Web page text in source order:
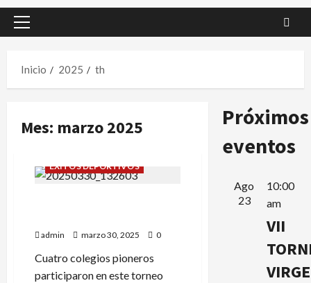
Menú
Inicio
2025 th
Mes: marzo 2025
ÉXITOS DEPORTIVOS
admin marzo 30, 2025 0
Cuatro colegios pioneros
participaron en este torneo
Próximos
eventos
Ago
23
10:00
am
VII